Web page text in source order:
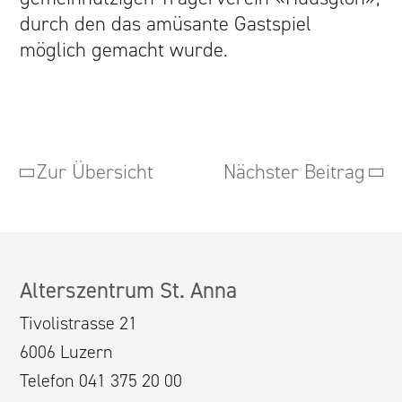
durch den das amüsante Gastspiel
möglich gemacht wurde.
Zur Übersicht Nächster Beitrag
Alterszentrum St. Anna
Tivolistrasse 21
6006 Luzern
Telefon 041 375 20 00